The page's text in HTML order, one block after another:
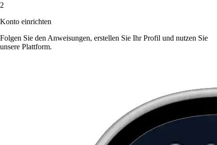
2
Konto einrichten
Folgen Sie den Anweisungen, erstellen Sie Ihr Profil und nutzen Sie
unsere Plattform.